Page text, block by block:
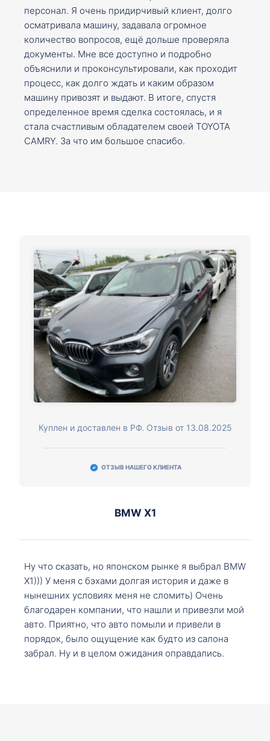
персонал. Я очень придирчивый клиент, долго
осматривала машину, задавала огромное
количество вопросов, ещё дольше проверяла
документы. Мне все доступно и подробно
объяснили и проконсультировали, как проходит
процесс, как долго ждать и каким образом
машину привозят и выдают. В итоге, спустя
определенное время сделка состоялась, и я
стала счастливым обладателем своей TOYOTA
CAMRY. За что им большое спасибо.
Куплен и доставлен в РФ. Отзыв от 13.08.2025
ОТЗЫВ НАШЕГО КЛИЕНТА
BMW X1
Ну что сказать, но японском рынке я выбрал BMW
X1))) У меня с бэхами долгая история и даже в
нынешних условиях меня не сломить) Очень
благодарен компании, что нашли и привезли мой
авто. Приятно, что авто помыли и привели в
порядок, было ощущение как будто из салона
забрал. Ну и в целом ожидания оправдались.